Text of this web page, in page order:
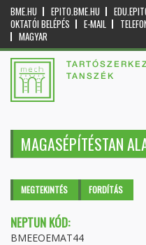
BME.HU EPITO.BME.HU
OKTATÓI BELÉPÉS
E-MAIL
MAGYAR
TANSZÉK
MAGASÉPÍTÉSTAN
Elsődleges fülek
MEGTEKINTÉS (AKTÍVFORDÍTÁS
NEPTUN KÓD:
BMEEOEMAT44